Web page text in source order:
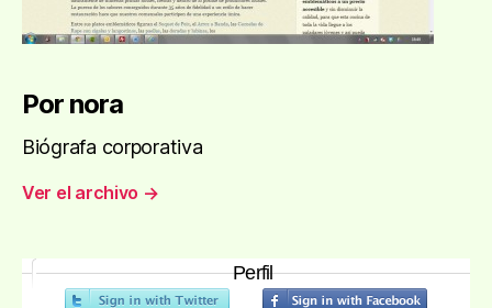
Por nora
Biógrafa corporativa
Ver el archivo →
Perfil